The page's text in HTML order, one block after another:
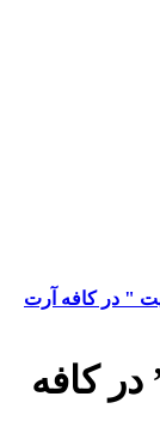
" در کافه آرت
در کافه